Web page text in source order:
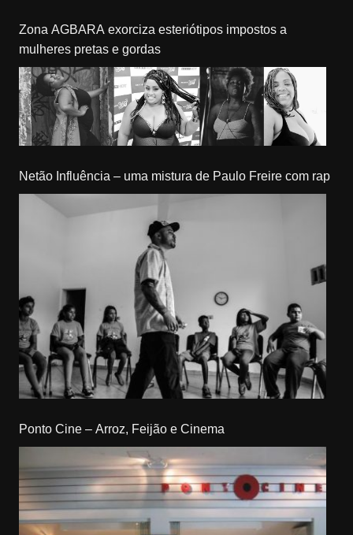
Zona AGBARA exorciza esteriótipos impostos a
mulheres pretas e gordas
Netão Influência – uma mistura de Paulo Freire com rap
Ponto Cine – Arroz, Feijão e Cinema